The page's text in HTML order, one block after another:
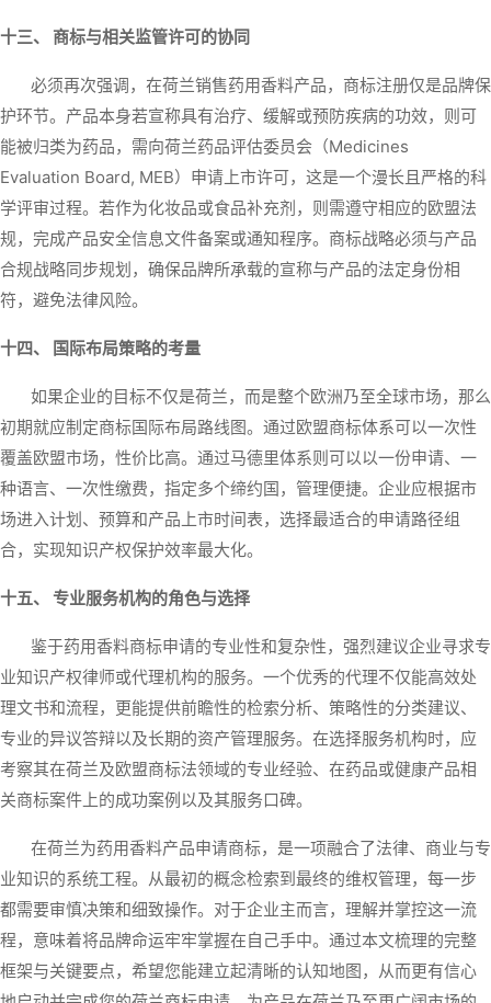
十三、 商标与相关监管许可的协同
必须再次强调，在荷兰销售药用香料产品，商标注册仅是品牌保
护环节。产品本身若宣称具有治疗、缓解或预防疾病的功效，则可
能被归类为药品，需向荷兰药品评估委员会（Medicines
Evaluation Board, MEB）申请上市许可，这是一个漫长且严格的科
学评审过程。若作为化妆品或食品补充剂，则需遵守相应的欧盟法
规，完成产品安全信息文件备案或通知程序。商标战略必须与产品
合规战略同步规划，确保品牌所承载的宣称与产品的法定身份相
符，避免法律风险。
十四、 国际布局策略的考量
如果企业的目标不仅是荷兰，而是整个欧洲乃至全球市场，那么
初期就应制定商标国际布局路线图。通过欧盟商标体系可以一次性
覆盖欧盟市场，性价比高。通过马德里体系则可以以一份申请、一
种语言、一次性缴费，指定多个缔约国，管理便捷。企业应根据市
场进入计划、预算和产品上市时间表，选择最适合的申请路径组
合，实现知识产权保护效率最大化。
十五、 专业服务机构的角色与选择
鉴于药用香料商标申请的专业性和复杂性，强烈建议企业寻求专
业知识产权律师或代理机构的服务。一个优秀的代理不仅能高效处
理文书和流程，更能提供前瞻性的检索分析、策略性的分类建议、
专业的异议答辩以及长期的资产管理服务。在选择服务机构时，应
考察其在荷兰及欧盟商标法领域的专业经验、在药品或健康产品相
关商标案件上的成功案例以及其服务口碑。
在荷兰为药用香料产品申请商标，是一项融合了法律、商业与专
业知识的系统工程。从最初的概念检索到最终的维权管理，每一步
都需要审慎决策和细致操作。对于企业主而言，理解并掌控这一流
程，意味着将品牌命运牢牢掌握在自己手中。通过本文梳理的完整
框架与关键要点，希望您能建立起清晰的认知地图，从而更有信心